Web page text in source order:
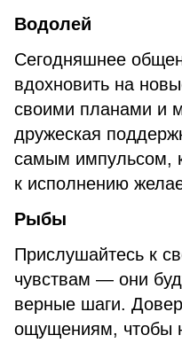
Водолей
Сегодняшнее
вдохновить на
своими планами и
дружеская
самым импульсом,
к исполнению
Рыбы
Прислушайтесь к
чувствам — они
верные шаги.
ощущениям, чтобы